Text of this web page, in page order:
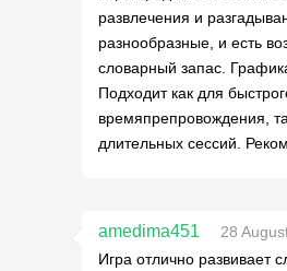
развлечения и
разнообразные, и есть
словарный запас.
Подходит как для
времяпрепровождения,
длительных сессий.
amedima451
28
Игра отлично развивает